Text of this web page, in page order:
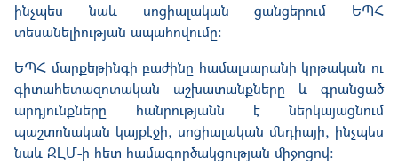
ինչպես նաև սոցիալական ցանցերում ԵՊՀ
տեսանելիության ապահովումը:
ԵՊՀ մարքեթինգի բաժինը համալսարանի կրթական ու
գիտահետազոտական աշխատանքները և գրանցած
արդյունքները հանրությանն է ներկայացնում
պաշտոնական կայքէջի, սոցիալական մեդիայի, ինչպես
նաև ԶԼՄ-ի հետ համագործակցության միջոցով: